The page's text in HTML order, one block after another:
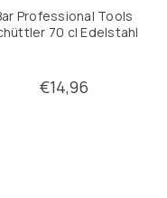
Professional Tools
70 cl Edelstahl
€14,96